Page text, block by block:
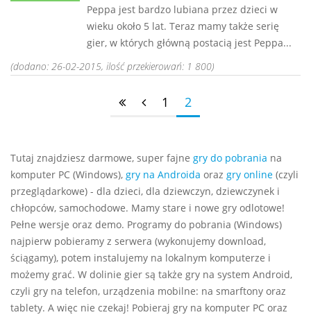
Peppa jest bardzo lubiana przez dzieci w
wieku około 5 lat. Teraz mamy także serię
gier, w których główną postacią jest Peppa...
(dodano: 26-02-2015, ilość przekierowań: 1 800)
1 2
Tutaj znajdziesz darmowe, super fajne gry do pobrania na
komputer PC (Windows), gry na Androida oraz gry online (czyli
przeglądarkowe) - dla dzieci, dla dziewczyn, dziewczynek i
chłopców, samochodowe. Mamy stare i nowe gry odlotowe!
Pełne wersje oraz demo. Programy do pobrania (Windows)
najpierw pobieramy z serwera (wykonujemy download,
ściągamy), potem instalujemy na lokalnym komputerze i
możemy grać. W dolinie gier są także gry na system Android,
czyli gry na telefon, urządzenia mobilne: na smarftony oraz
tablety. A więc nie czekaj! Pobieraj gry na komputer PC oraz